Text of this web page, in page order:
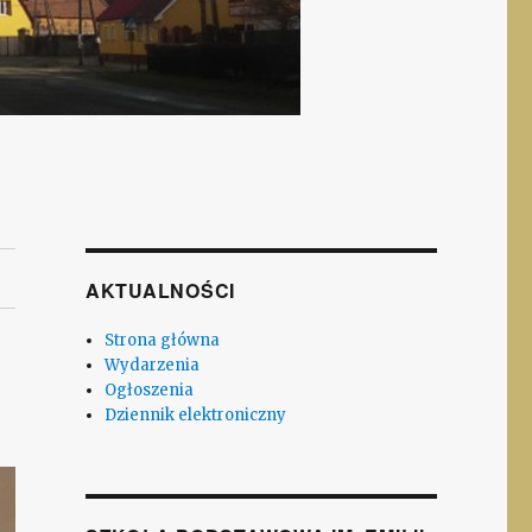
AKTUALNOŚCI
Strona główna
Wydarzenia
Ogłoszenia
Dziennik elektroniczny